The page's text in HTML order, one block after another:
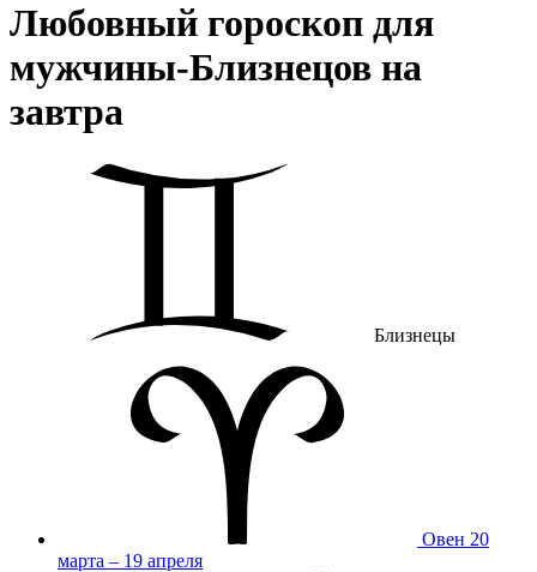
Любовный гороскоп для
мужчины-Близнецов на
завтра
Близнецы
Овен 20
марта – 19 апреля